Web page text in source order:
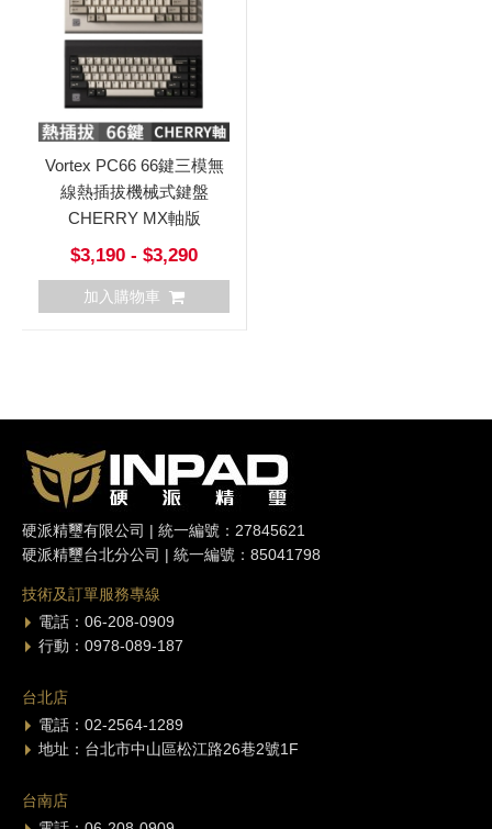
Vortex PC66 66鍵三模無
線熱插拔機械式鍵盤
CHERRY MX軸版
$3,190 - $3,290
加入購物車
硬派精璽有限公司 | 統一編號：27845621
硬派精璽台北分公司 | 統一編號：85041798
技術及訂單服務專線
電話：06-208-0909
行動：0978-089-187
台北店
電話：02-2564-1289
地址：台北市中山區松江路26巷2號1F
台南店